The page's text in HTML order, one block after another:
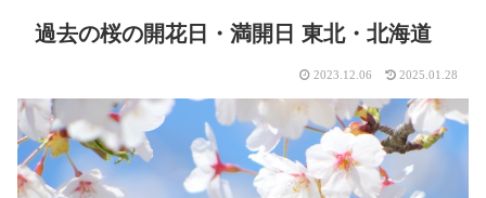
過去の桜の開花日・満開日 東北・北海道
2023.12.06 2025.01.28